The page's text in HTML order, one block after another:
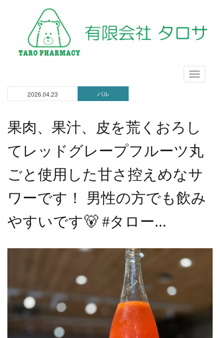
メ
ニ
2026.04.23 バル
果肉、果汁、皮を荒くおろし
てレッドグレープフルーツ丸
ごと使用した甘さ控えめなサ
ワーです！ 男性の方でも飲み
やすいです🐻 #タロー...